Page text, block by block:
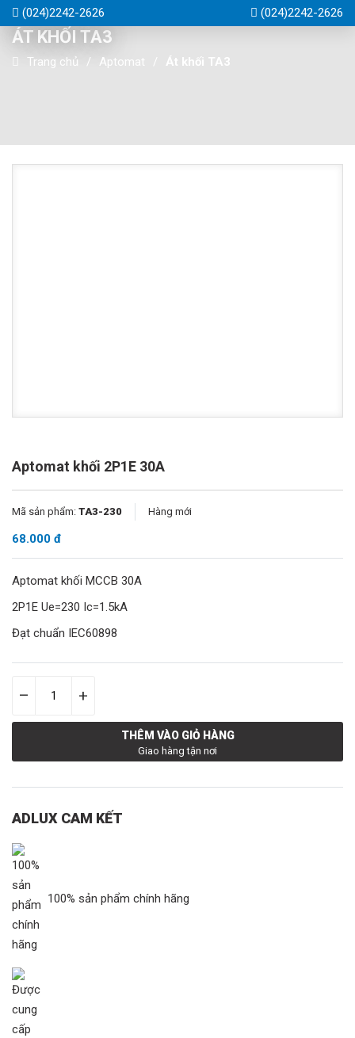
(024)2242-2626 (024)2242-2626
ÁT KHỐI TA3
Trang chủ Aptomat Át khối TA3
Aptomat khối 2P1E 30A
Mã sản phẩm: TA3-230 Hàng mới
68.000 đ
Aptomat khối MCCB 30A
2P1E Ue=230 Ic=1.5kA
Đạt chuẩn IEC60898
– +
THÊM VÀO GIỎ HÀNG
Giao hàng tận nơi
ADLUX CAM KẾT
100% sản phẩm chính hãng